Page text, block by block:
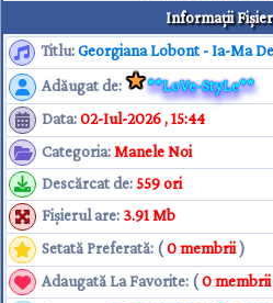
Informaţii
Titlu:Georgiana Lobont - Ia-Ma
Adăugat de:
**LoVe-StyLe**
Data:02-Iul-2026 , 15:44
Categoria: Manele Noi
Descărcat de:559 ori
Fişierul are: 3.91 Mb
Setată Preferată: (0 membrii )
Adaugată La Favorite: (0 membrii